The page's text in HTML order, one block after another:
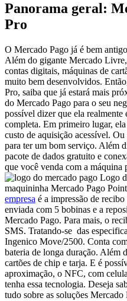
Panorama geral:
Pro
O Mercado Pago já é bem
Além do gigante Mercado
contas digitais, máquinas de
muito bem desenvolvidos.
Pro, saiba que já estará mais
do Mercado Pago para o seu
possível dizer que ela
completa. Em primeiro lugar,
custo de aquisição acessível.
para ter um bom serviço. Além
pacote de dados gratuito e
que você venda com a
Logo
maquininha Mercado Pago
empresa é a impressão de
enviada com 5 bobinas e a
Mercado Pago. Para mais, o
SMS. Tratando-se das
Ingenico Move/2500. Conta
bateria de longa duração. Além
cartões de chip e tarja. E é
aproximação, o NFC, com
tenha essa tecnologia. Deseja
tudo sobre as soluções Mercado